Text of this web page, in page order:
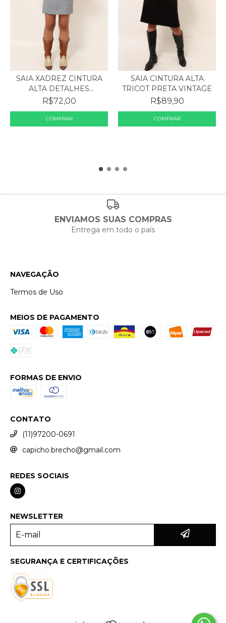
SAIA XADREZ CINTURA
ALTA DETALHES
PREGAS...
R$72,00
SAIA CINTURA ALTA
TRICOT PRETA VINTAGE
R$89,90
ENVIAMOS SUAS COMPRAS
Entrega em todo o país
NAVEGAÇÃO
Termos de Uso
MEIOS DE PAGAMENTO
FORMAS DE ENVIO
CONTATO
(11)97200-0691
capicho.brecho@gmail.com
REDES SOCIAIS
NEWSLETTER
SEGURANÇA E CERTIFICAÇÕES